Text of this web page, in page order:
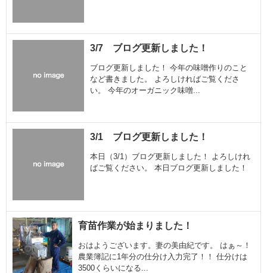
3/7 ブログ更新しました！
ブログ更新しました！ 今年の味噌作りのこと
など書きました。 よろしければご覧くださ
い。 今年のオーガニック味噌...
3/1 ブログ更新しました！
本日（3/1）ブログ更新しました！ よろしけれ
ばご覧ください。 本日ブログ更新しました！
育苗作業が始まりました！
おはようございます。妻の美由紀です。 はぁ～！
農業簿記に1年分の仕分け入力完了！！ 仕分けは
3500くらいになる...